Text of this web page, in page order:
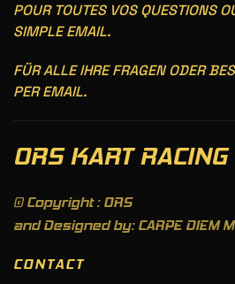
POUR TOUTES VOS QUESTIONS
SIMPLE EMAIL.
FÜR ALLE IHRE FRAGEN ODER
PER EMAIL.
ORS KART RACING
© Copyright : ORS
and Designed by: CARPE DIEM
CONTACT